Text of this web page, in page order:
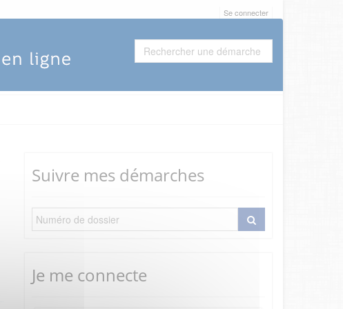
Se connecter
Suivre mes démarches
Je me connecte